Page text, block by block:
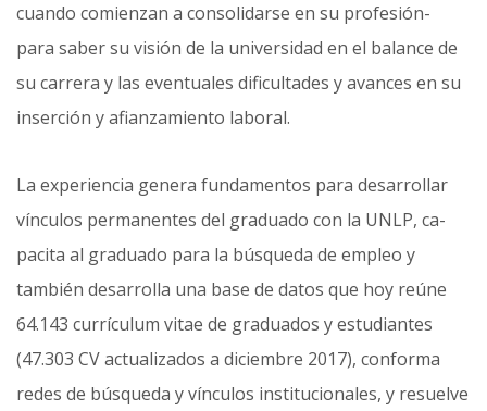
cuando comienzan a consolidarse en su profesión-
para saber su visión de la universidad en el balance de
su carrera y las eventuales dificultades y avances en su
inserción y afianzamiento laboral.
La experiencia genera fundamentos para desarrollar
vínculos permanentes del graduado con la UNLP, ca­
pacita al graduado para la búsqueda de empleo y
también desarrolla una base de datos que hoy reúne
64.143 currículum vitae de graduados y estudiantes
(47.303 CV actualizados a diciembre 2017), conforma
redes de búsqueda y vínculos institucionales, y resuelve